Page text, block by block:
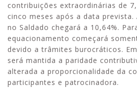
contribuições extraordinárias de
cinco meses após a data
no Saldado chegará a 10,64%.
equacionamento começará
devido a trâmites burocráticos.
será mantida a paridade
alterada a proporcionalidade da
participantes e patrocinadora.